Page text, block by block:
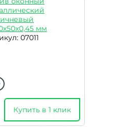
мм
07011
Купить в 1 клик